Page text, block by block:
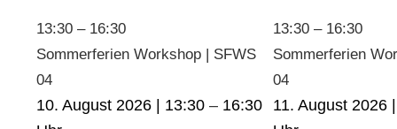
13:30 – 16:30
Sommerferien Workshop | SFWS
04
10. August 2026 | 13:30– 16:30
13:30 – 16:30
Sommerferien
04
11. August 2026